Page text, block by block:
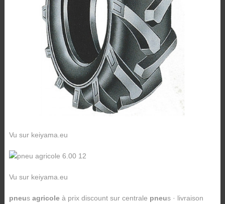
Vu sur keiyama.eu
Vu sur keiyama.eu
pneus agricoleà prix discount sur centrale pneus · livraison